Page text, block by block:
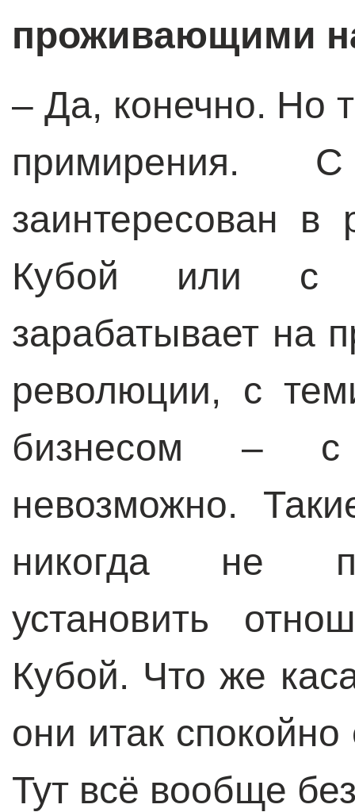
проживающими
– Да, конечно. Но
заинтересован в
Кубой или с
зарабатывает на
революции, с
бизнесом – с
невозможно.
никогда не
установить
Кубой. Что же
они итак спокойно
Тут всё вообще